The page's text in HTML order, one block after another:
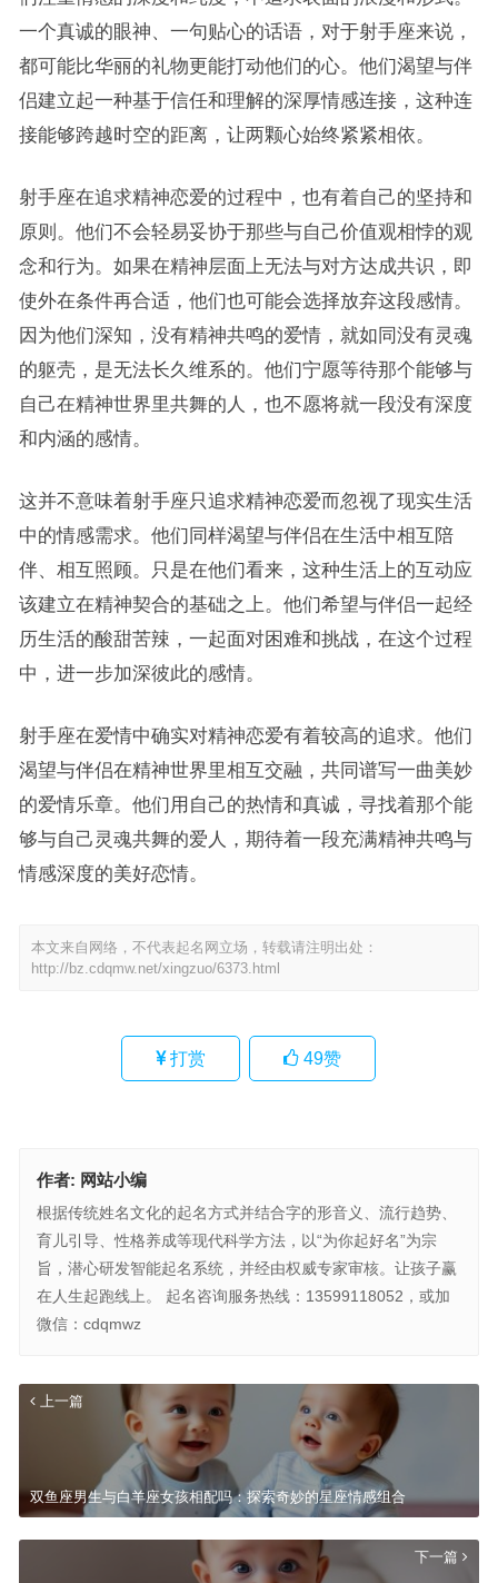
一个真诚的眼神、一句贴心的话语，对于射手座来说，
都可能比华丽的礼物更能打动他们的心。他们渴望与伴
侣建立起一种基于信任和理解的深厚情感连接，这种连
接能够跨越时空的距离，让两颗心始终紧紧相依。
射手座在追求精神恋爱的过程中，也有着自己的坚持和
原则。他们不会轻易妥协于那些与自己价值观相悖的观
念和行为。如果在精神层面上无法与对方达成共识，即
使外在条件再合适，他们也可能会选择放弃这段感情。
因为他们深知，没有精神共鸣的爱情，就如同没有灵魂
的躯壳，是无法长久维系的。他们宁愿等待那个能够与
自己在精神世界里共舞的人，也不愿将就一段没有深度
和内涵的感情。
这并不意味着射手座只追求精神恋爱而忽视了现实生活
中的情感需求。他们同样渴望与伴侣在生活中相互陪
伴、相互照顾。只是在他们看来，这种生活上的互动应
该建立在精神契合的基础之上。他们希望与伴侣一起经
历生活的酸甜苦辣，一起面对困难和挑战，在这个过程
中，进一步加深彼此的感情。
射手座在爱情中确实对精神恋爱有着较高的追求。他们
渴望与伴侣在精神世界里相互交融，共同谱写一曲美妙
的爱情乐章。他们用自己的热情和真诚，寻找着那个能
够与自己灵魂共舞的爱人，期待着一段充满精神共鸣与
情感深度的美好恋情。
本文来自网络，不代表起名网立场，转载请注明出处：
http://bz.cdqmw.net/xingzuo/6373.html
打赏 49赞
作者: 网站小编
根据传统姓名文化的起名方式并结合字的形音义、流行趋势、
育儿引导、性格养成等现代科学方法，以“为你起好名”为宗
旨，潜心研发智能起名系统，并经由权威专家审核。让孩子赢
在人生起跑线上。 起名咨询服务热线：13599118052，或加
微信：cdqmwz
上一篇
双鱼座男生与白羊座女孩相配吗：探索奇妙的星座情感组合
下一篇